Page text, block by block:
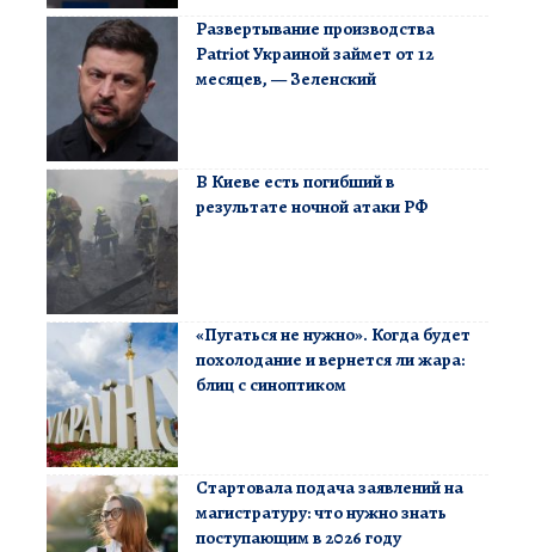
Развертывание производства
Patriot Украиной займет от 12
месяцев, — Зеленский
В Киеве есть погибший в
результате ночной атаки РФ
«Пугаться не нужно». Когда будет
похолодание и вернется ли жара:
блиц с синоптиком
Стартовала подача заявлений на
магистратуру: что нужно знать
поступающим в 2026 году